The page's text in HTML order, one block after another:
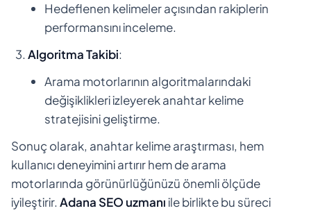
Hedeflenen kelimeler açısından rakiplerin
performansını inceleme.
Algoritma Takibi:
Arama motorlarının algoritmalarındaki
değişiklikleri izleyerek anahtar kelime
stratejisini geliştirme.
Sonuç olarak, anahtar kelime araştırması, hem
kullanıcı deneyimini artırır hem de arama
motorlarında görünürlüğünüzü önemli ölçüde
iyileştirir. Adana SEO uzmanıile birlikte bu süreci